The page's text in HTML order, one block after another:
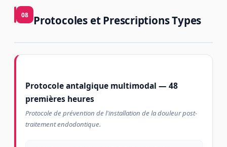
08 Protocoles et Prescriptions Types
Protocole antalgique multimodal — 48
premières heures
Protocole de prévention de l'installation de la douleur post-
traitement endodontique.